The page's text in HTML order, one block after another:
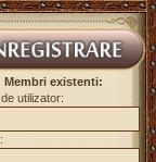
Membri existenti:
utilizator: